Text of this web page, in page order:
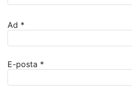
Ad *
E-posta *